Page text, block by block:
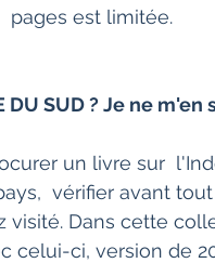
pages est limitée.
DU SUD ? Je ne m'en
vérifier avant
visité. Dans cette
celui-ci, version de